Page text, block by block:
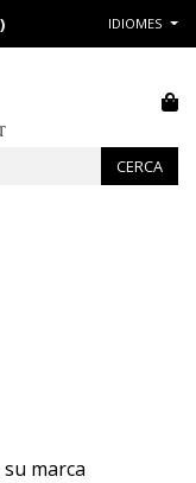
IDIOMES
CERCA
marca